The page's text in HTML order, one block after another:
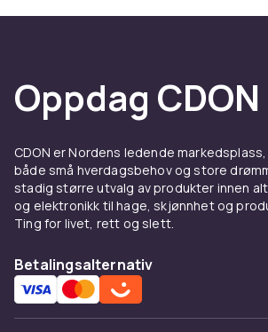
Oppdag CDON
CDON er Nordens ledende
både små hverdagsbehov og store
stadig større utvalg av produkter innen
og elektronikk til hage, skjønnhet og
Ting for livet, rett og slett.
Betalingsalternativ